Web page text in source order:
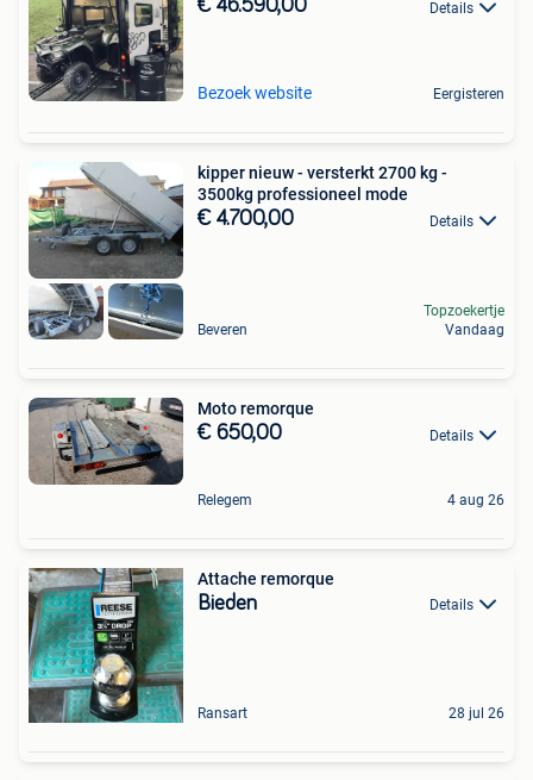
€ 46.590,00 Details
Bezoek website Eergisteren
kipper nieuw - versterkt 2700 kg -
3500kg professioneel mode
€ 4.700,00 Details
Beveren
Topzoekertje
Vandaag
Moto remorque
€ 650,00 Details
Relegem 4 aug 26
Attache remorque
Bieden Details
Ransart 28 jul 26